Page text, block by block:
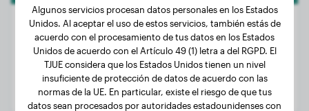
Peso:
3 kg
Edad:
1 año, 1 mes
Género:
Perra
Algunos servicios procesan datos personales en los Estados
Unidos. Al aceptar el uso de estos servicios, también estás de
acuerdo con el procesamiento de tus datos en los Estados
Unidos de acuerdo con el Artículo 49 (1) letra a del RGPD. El
TJUE considera que los Estados Unidos tienen un nivel
insuficiente de protección de datos de acuerdo con las
normas de la UE. En particular, existe el riesgo de que tus
datos sean procesados por autoridades estadounidenses con